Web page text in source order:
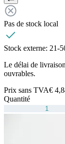
Pas de stock local
Stock externe: 21-
Le délai de
ouvrables.
Prix sans TVA€
Quantité